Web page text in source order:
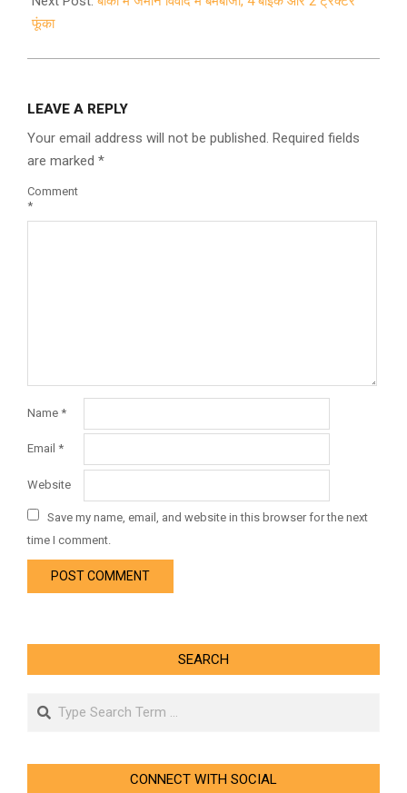
फूंका
LEAVE A REPLY
Your email address will not be published. Required fields
are marked *
Comment
*
Name *
Email *
Website
Save my name, email, and website in this browser for the next
time I comment.
SEARCH
Search
CONNECT WITH SOCIAL